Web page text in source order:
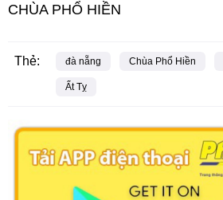
CHÙA PHỔ HIỀN
Thẻ: đà nẵng Chùa Phổ Hiền
Ất Tỵ